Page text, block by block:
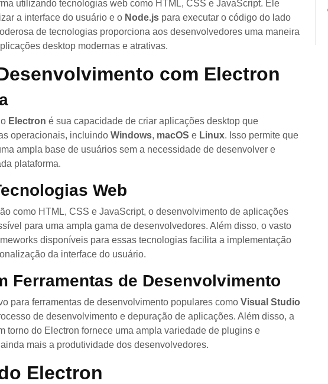
utilizando tecnologias web como HTML, CSS e JavaScript. Ele
a interface do usuário e o Node.js para executar o código do lado
de tecnologias proporciona aos desenvolvedores uma maneira
desktop modernas e atrativas.
com Electron
Electron é sua capacidade de criar aplicações desktop que
operacionais, incluindo Windows, macOS e Linux. Isso permite que
ampla base de usuários sem a necessidade de desenvolver e
plataforma.
Web
como HTML, CSS e JavaScript, o desenvolvimento de aplicações
para uma ampla gama de desenvolvedores. Além disso, o vasto
disponíveis para essas tecnologias facilita a implementação
da interface do usuário.
Ferramentas de Desenvolvimento
para ferramentas de desenvolvimento populares como Visual Studio
de desenvolvimento e depuração de aplicações. Além disso, a
torno do Electron fornece uma ampla variedade de plugins e
mais a produtividade dos desenvolvedores.
Electron